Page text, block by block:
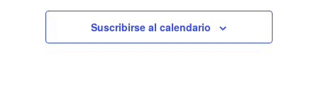
Suscribirse al calendario